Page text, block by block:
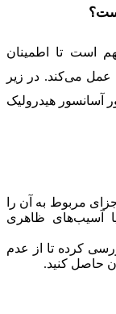
است تا اطمینان
می‌کند. در زیر
آسانسور هیدرولیک
مربوط به آن را
آسیب‌های ظاهری
کرده تا از عدم
حاصل کنید.